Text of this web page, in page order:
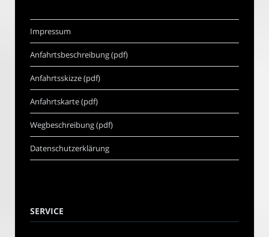
Impressum
Anfahrtsbeschreibung (pdf)
Anfahrtsskizze (pdf)
Anfahrtskarte (pdf)
Wegbeschreibung (pdf)
Datenschutzerklärung
SERVICE